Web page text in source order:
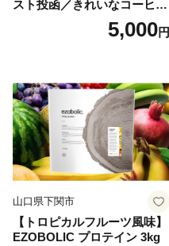
スト投函／きれいなコーヒー
ドリップバッグ9種セット(18
袋)ゆうパケットでお届け！
5,000円
山口県下関市
【トロピカルフルーツ風味】
EZOBOLIC プロテイン 3kg